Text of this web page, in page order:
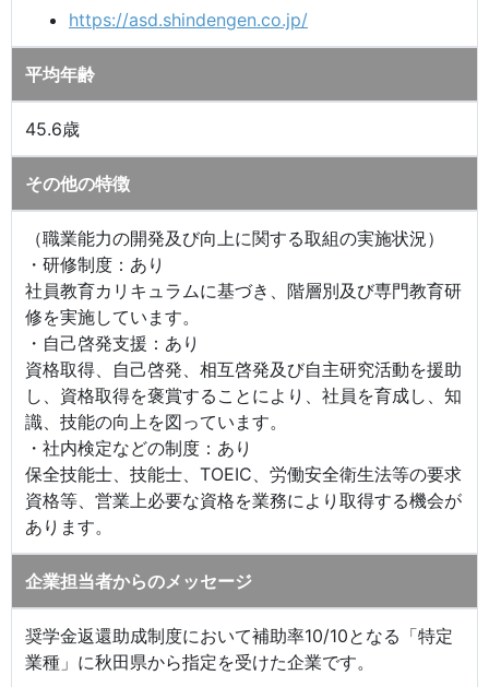
https://asd.shindengen.co.jp/
平均年齢
45.6歳
その他の特徴
（職業能力の開発及び向上に関する取組の実施状況）
・研修制度：あり
社員教育カリキュラムに基づき、階層別及び専門教育研
修を実施しています。
・自己啓発支援：あり
資格取得、自己啓発、相互啓発及び自主研究活動を援助
し、資格取得を褒賞することにより、社員を育成し、知
識、技能の向上を図っています。
・社内検定などの制度：あり
保全技能士、技能士、TOEIC、労働安全衛生法等の要求
資格等、営業上必要な資格を業務により取得する機会が
あります。
企業担当者からのメッセージ
奨学金返還助成制度において補助率10/10となる「特定
業種」に秋田県から指定を受けた企業です。